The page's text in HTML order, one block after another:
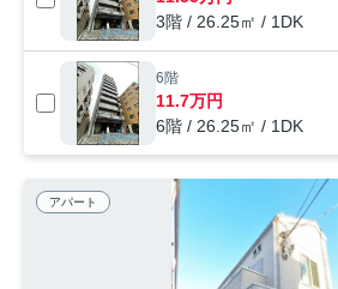
3階 / 26.25㎡ / 1DK
6階
11.7万円
6階 / 26.25㎡ / 1DK
アパート